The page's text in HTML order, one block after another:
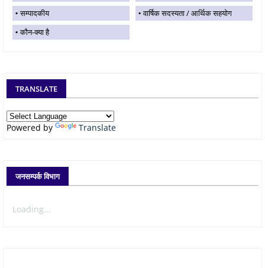
सम्पादकीय
वार्षिक सदस्यता / आर्थिक सहयोग
कौन-क्या है
TRANSLATE
Powered by Translate
जनसम्पर्क विभाग
Loading...